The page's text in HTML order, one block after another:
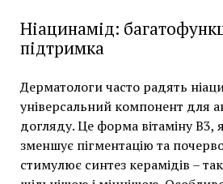
Ніацинамід:
підтримка
Дерматологи часто радять
універсальний компонент для
догляду. Це форма вітаміну B3,
зменшує пігментацію та
стимулює синтез керамідів –